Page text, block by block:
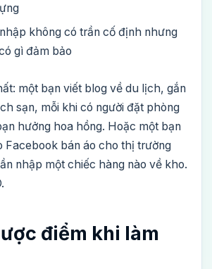
không có trần cố định nhưng
gì đảm bảo
một bạn viết blog về du lịch, gắn
sạn, mỗi khi có người đặt phòng
hưởng hoa hồng. Hoặc một bạn
Facebook bán áo cho thị trường
nhập một chiếc hàng nào về kho.
điểm khi làm